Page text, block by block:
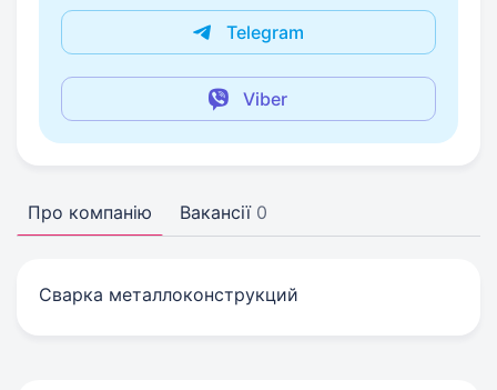
Telegram
Viber
Про компанію Вакансії 0
Сварка металлоконструкций